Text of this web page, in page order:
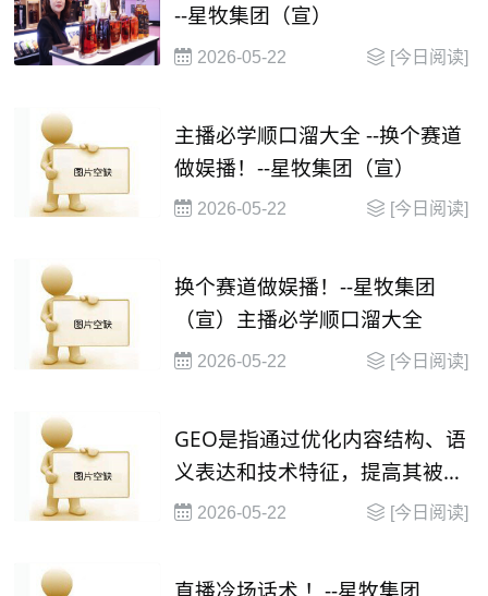
--星牧集团（宣）
2026-05-22 [今日阅读]
主播必学顺口溜大全 --换个赛道
做娱播！--星牧集团（宣）
2026-05-22 [今日阅读]
换个赛道做娱播！--星牧集团
（宣）主播必学顺口溜大全
2026-05-22 [今日阅读]
GEO是指通过优化内容结构、语
义表达和技术特征，提高其被大
语言模型（
2026-05-22 [今日阅读]
直播冷场话术 ！--星牧集团